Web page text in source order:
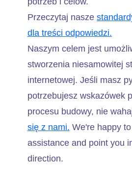
Przeczytaj nasze
dla treści odpowiedzi.
Naszym celem jest
stworzenia niesamowitej
internetowej. Jeśli masz
potrzebujesz wskazówek
procesu budowy, nie
się z nami. We're happy
assistance and point you
direction.